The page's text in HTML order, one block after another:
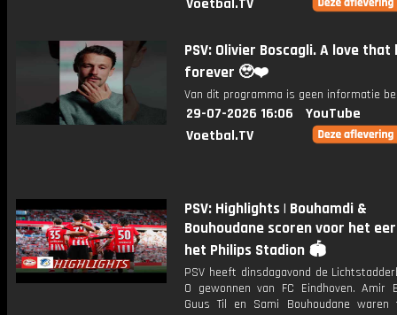
Voetbal.TV
PSV: Olivier Boscagli. A love
forever 🥹❤️
Van dit programma is geen informatie
29-07-2026 16:06
YouTube
Voetbal.TV
PSV: Highlights | Bouhamdi &
Bouhoudane scoren voor het
het Philips Stadion 🏟️
PSV heeft dinsdagavond de
0 gewonnen van FC Eindhoven. Amir
Guus Til en Sami Bouhoudane waren